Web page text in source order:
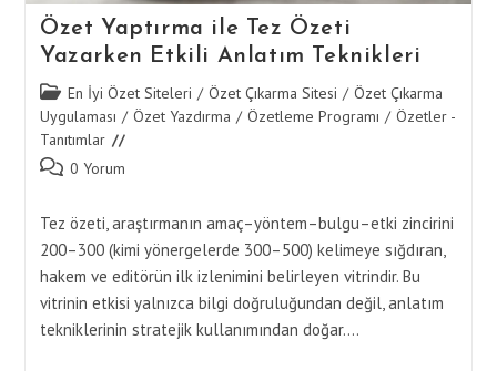
Özet Yaptırma ile Tez Özeti
Yazarken Etkili Anlatım Teknikleri
Post
category:
En İyi Özet Siteleri / Özet Çıkarma Sitesi / Özet Çıkarma
Uygulaması / Özet Yazdırma / Özetleme Programı / Özetler -
Tanıtımlar
Post 0 Yorum
Tez özeti, araştırmanın amaç–yöntem–bulgu–etki zincirini
200–300 (kimi yönergelerde 300–500) kelimeye sığdıran,
hakem ve editörün ilk izlenimini belirleyen vitrindir. Bu
vitrinin etkisi yalnızca bilgi doğruluğundan değil, anlatım
tekniklerinin stratejik kullanımından doğar.…